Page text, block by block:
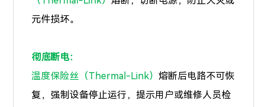
元件损坏。
彻底断电：
温度保险丝（Thermal-Link）熔断后电路不可恢
复，强制设备停止运行，提示用户或维修人员检